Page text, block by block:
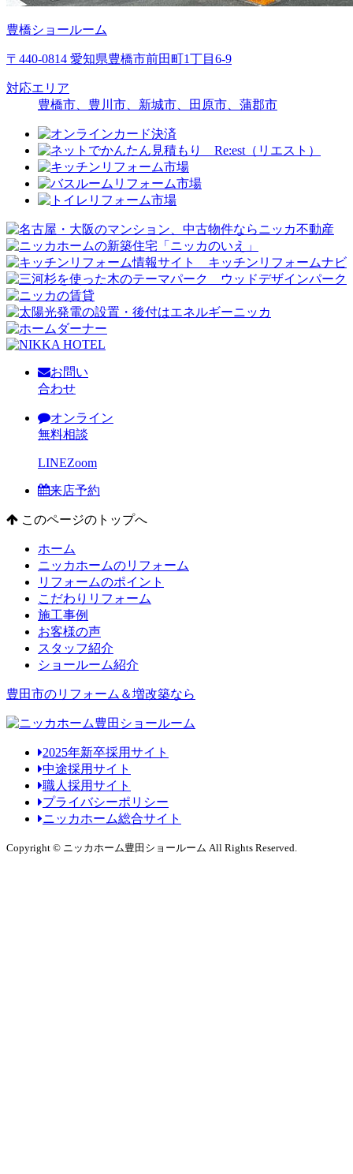
豊橋ショールーム
〒440-0814 愛知県豊橋市前田町1丁目6-9
対応エリア
豊橋市、豊川市、新城市、田原市、蒲郡市
お問い
合わせ
オンライン
無料相談
LINEZoom
来店予約
このページのトップへ
ホーム
ニッカホームのリフォーム
リフォームのポイント
こだわりリフォーム
施工事例
お客様の声
スタッフ紹介
ショールーム紹介
豊田市のリフォーム＆増改築なら
2025年新卒採用サイト
中途採用サイト
職人採用サイト
プライバシーポリシー
ニッカホーム総合サイト
Copyright © ニッカホーム豊田ショールーム All Rights Reserved.